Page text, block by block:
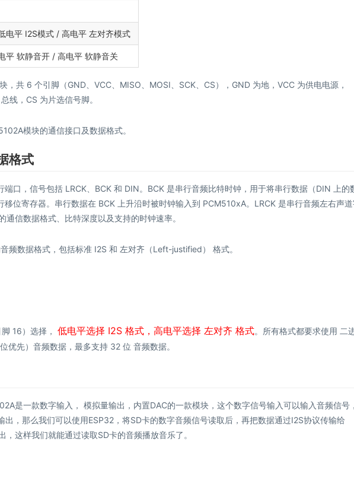
电平 I2S模式 / 高电平 左对齐模式
平 软静音开 / 高电平 软静音关
，共 6 个引脚（GND、VCC、MISO、MOSI、SCK、CS），GND 为地，VCC 为供电电源，
线，CS 为片选信号脚。
模块的通信接口及数据格式。
格式
端口，信号包括 LRCK、BCK 和 DIN。BCK 是串行音频比特时钟，用于将串行数据（DIN 上的
移位寄存器。串行数据在 BCK 上升沿时被时钟输入到 PCM510xA。LRCK 是串行音频左右声
信数据格式、比特深度以及支持的时钟速率。
频数据格式，包括标准 I2S 和 左对齐（Left-justified） 格式。
16）选择， 低电平选择 I2S 格式，高电平选择 左对齐 格式。所有格式都要求使用 二
优先）音频数据，最多支持 32 位 音频数据。
是一款数字输入， 模拟量输出，内置DAC的一款模块，这个数字信号输入可以输入音频信号
出，那么我们可以使用ESP32，将SD卡的数字音频信号读取后，再把数据通过I2S协议传输给
，这样我们就能通过读取SD卡的音频播放音乐了。